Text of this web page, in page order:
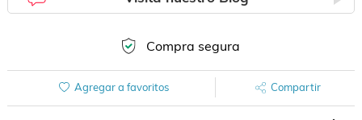
Compra segura
Agregar a favoritos Compartir